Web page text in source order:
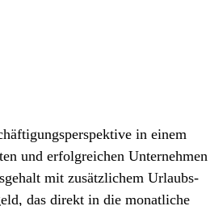
in einem
und erfolgreichen Unternehmen
mit zusätzlichem Urlaubs-
das direkt in die monatliche